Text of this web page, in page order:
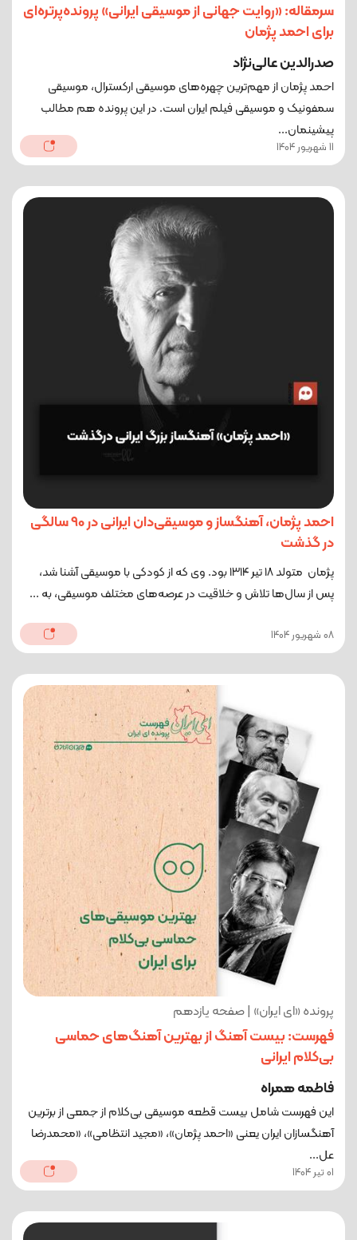
سرمقاله: «روایت جهانی از موسیقی ایرانی» پرونده‌پرتره‌ای
برای احمد پژمان
صدرالدین عالی‌نژاد
احمد پژمان از مهم‌ترین چهره‌های موسیقی ارکسترال، موسیقی
سمفونیک و موسیقی فیلم ایران است. در این پرونده هم مطالب
پیشینمان...
11 شهریور 1404
احمد پژمان، آهنگساز و موسیقی‌دان ایرانی در 90 سالگی
در گذشت
پژمان متولد ۱۸ تیر ۱۳۱۴ بود. وی که از کودکی با موسیقی آشنا شد،
پس از سال‌ها تلاش و خلاقیت در عرصه‌های مختلف موسیقی، به ...
08 شهریور 1404
پرونده «ای ایران» | صفحه یازدهم
فهرست: بیست آهنگ از بهترین آهنگ‌های حماسی
بی‌کلام ایرانی
فاطمه همراه
این فهرست شامل بیست قطعه موسیقی بی‌کلام از جمعی از برترین
آهنگسازان ایران یعنی «احمد پژمان»، «مجید انتظامی»، «محمدرضا
عل...
01 تیر 1404